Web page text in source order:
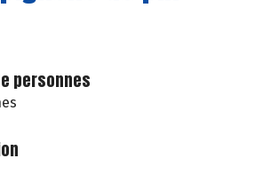
personnes